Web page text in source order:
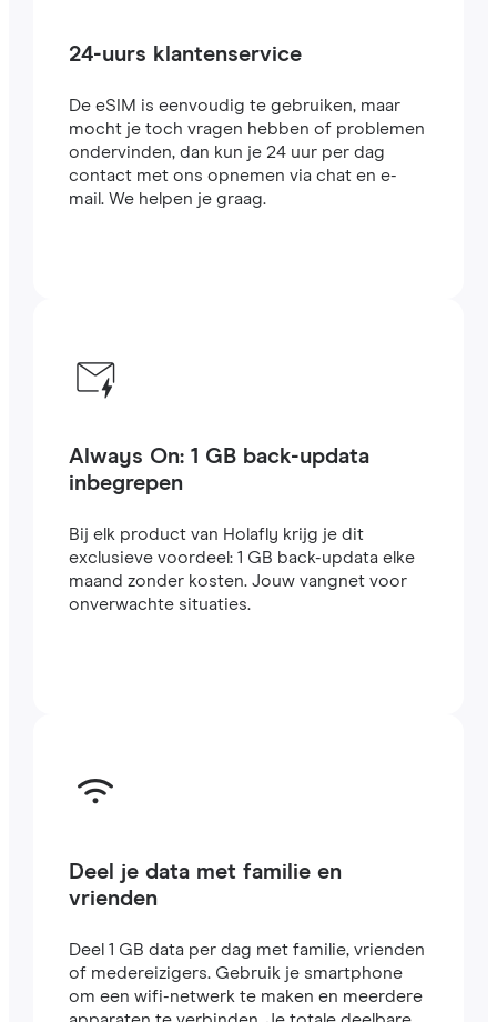
24-uurs klantenservice
De eSIM is eenvoudig te gebruiken, maar
mocht je toch vragen hebben of problemen
ondervinden, dan kun je 24 uur per dag
contact met ons opnemen via chat en e-
mail. We helpen je graag.
Always On: 1 GB back-updata
inbegrepen
Bij elk product van Holafly krijg je dit
exclusieve voordeel: 1 GB back-updata elke
maand zonder kosten. Jouw vangnet voor
onverwachte situaties.
Deel je data met familie en
vrienden
Deel 1 GB data per dag met familie, vrienden
of medereizigers. Gebruik je smartphone
om een wifi-netwerk te maken en meerdere